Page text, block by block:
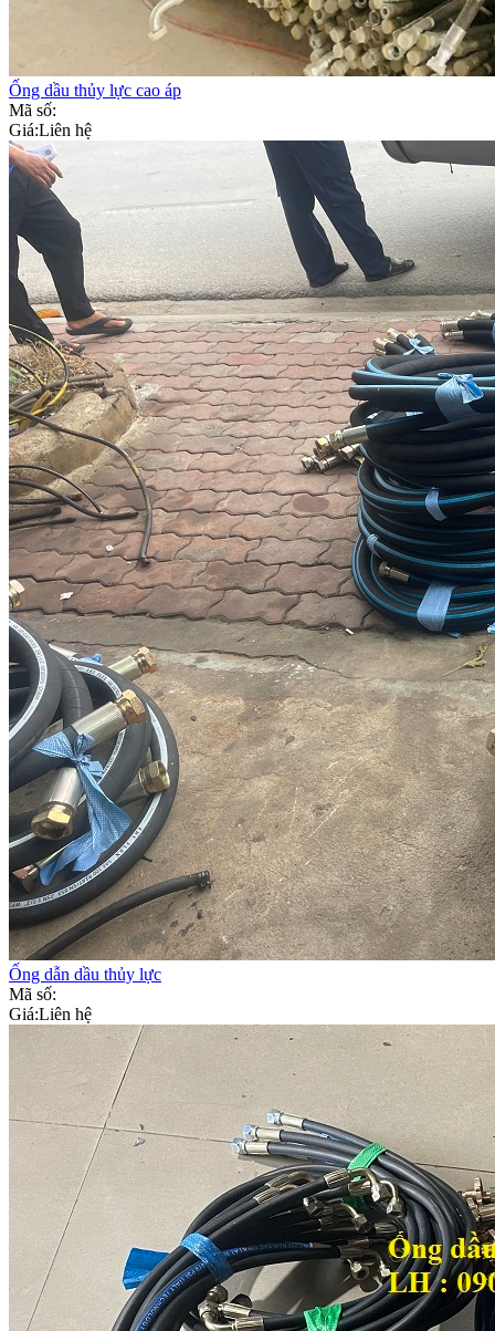
Ống dầu thủy lực cao áp
Mã số:
Giá:Liên hệ
Ống dẫn dầu thủy lực
Mã số:
Giá:Liên hệ